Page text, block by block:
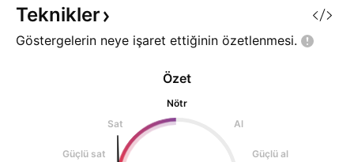
Teknikler
Göstergelerin neye işaret ettiğinin özetlenmesi.
Özet
Nötr
Sat
Al
Güçlü sat Güçlü al